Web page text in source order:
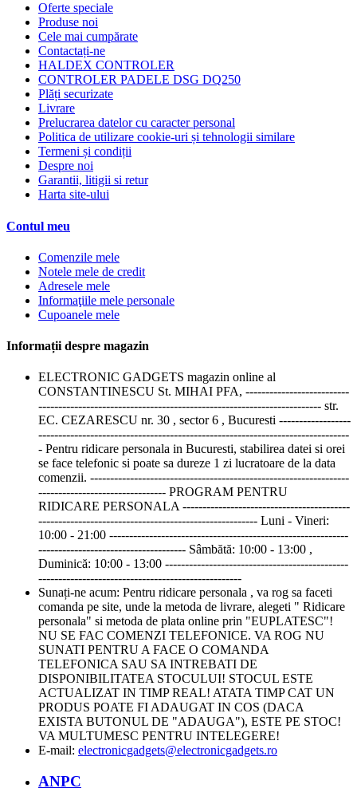
Oferte speciale
Produse noi
Cele mai cumpărate
Contactați-ne
HALDEX CONTROLER
CONTROLER PADELE DSG DQ250
Plăți securizate
Livrare
Prelucrarea datelor cu caracter personal
Politica de utilizare cookie-uri și tehnologii similare
Termeni și condiții
Despre noi
Garantii, litigii si retur
Harta site-ului
Contul meu
Comenzile mele
Notele mele de credit
Adresele mele
Informaţiile mele personale
Cupoanele mele
Informații despre magazin
ELECTRONIC GADGETS magazin online al
CONSTANTINESCU St. MIHAI PFA, --------------------------
----------------------------------------------------------------------- str.
EC. CEZARESCU nr. 30 , sector 6 , Bucuresti ------------------
------------------------------------------------------------------------------
- Pentru ridicare personala in Bucuresti, stabilirea datei si orei
se face telefonic si poate sa dureze 1 zi lucratoare de la data
comenzii. -----------------------------------------------------------------
-------------------------------- PROGRAM PENTRU
RIDICARE PERSONALA ------------------------------------------
------------------------------------------------------- Luni - Vineri:
10:00 - 21:00 ------------------------------------------------------------
------------------------------------- Sâmbătă: 10:00 - 13:00 ,
Duminică: 10:00 - 13:00 ----------------------------------------------
---------------------------------------------------
Sunați-ne acum: Pentru ridicare personala , va rog sa faceti
comanda pe site, unde la metoda de livrare, alegeti " Ridicare
personala" si metoda de plata online prin "EUPLATESC"!
NU SE FAC COMENZI TELEFONICE. VA ROG NU
SUNATI PENTRU A FACE O COMANDA
TELEFONICA SAU SA INTREBATI DE
DISPONIBILITATEA STOCULUI! STOCUL ESTE
ACTUALIZAT IN TIMP REAL! ATATA TIMP CAT UN
PRODUS POATE FI ADAUGAT IN COS (DACA
EXISTA BUTONUL DE "ADAUGA"), ESTE PE STOC!
VA MULTUMESC PENTRU INTELEGERE!
E-mail: electronicgadgets@electronicgadgets.ro
ANPC